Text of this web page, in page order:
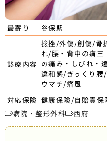
最寄り 谷保駅
診療内容
捻挫/外傷/創傷/骨
れ/腰・背中の痛三
の痛み・しびれ・
違和感/ぎっくり腰
ウマチ/痛風
対応保険 健康保険/自賠責保
病院・整形外科
西府